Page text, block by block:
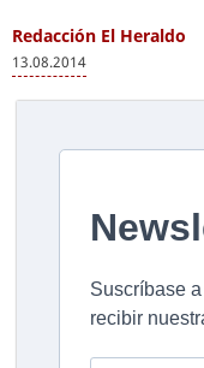
Redacción El Heraldo
13.08.2014